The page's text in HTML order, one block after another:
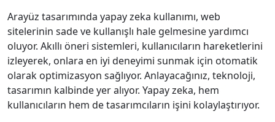
Arayüz tasarımında yapay zeka kullanımı, web
sitelerinin sade ve kullanışlı hale gelmesine yardımcı
oluyor. Akıllı öneri sistemleri, kullanıcıların hareketlerini
izleyerek, onlara en iyi deneyimi sunmak için otomatik
olarak optimizasyon sağlıyor. Anlayacağınız, teknoloji,
tasarımın kalbinde yer alıyor. Yapay zeka, hem
kullanıcıların hem de tasarımcıların işini kolaylaştırıyor.